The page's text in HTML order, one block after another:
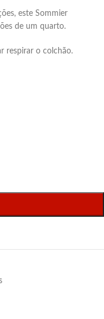
este Sommier
de um quarto.
respirar o colchão.